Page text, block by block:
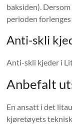
baksiden).
perioden
Anti-skli
Anti-skli kjeder i
Anbefalt
En ansatt i det
kjøretøyets